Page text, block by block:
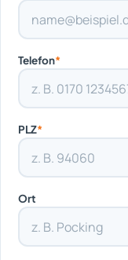
Telefon*
PLZ*
Ort